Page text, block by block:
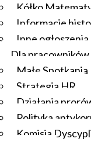
Kółko
Informacje
Inne ogłoszenia
Dla pracowników
Małe
Strategia HR
Działania
Polityka
Komisja